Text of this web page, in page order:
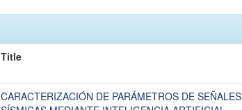
Title
CARACTERIZACIÓN DE PARÁMETROS DE SEÑALES